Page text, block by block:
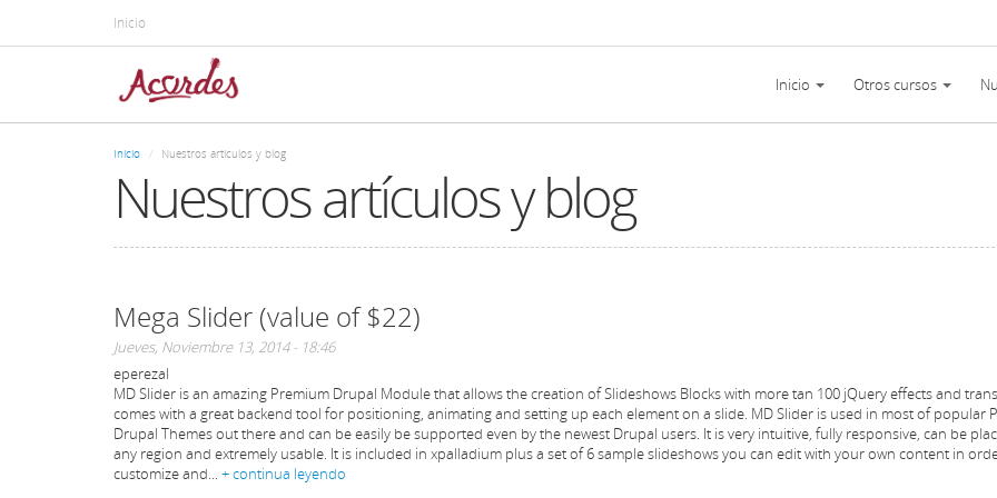
contenido
Inicio
Inicio
Selecciona las diferentes opciones y podrás ver nuestra
página de inicio de diferentes formas
En nuestra tienda
Otros cursos
TOCAR EN UNA BANDA: GUÍA
INFLUENCIA DE LAS CAJAS DE
INSTRUMENTOS ELÉCTRICOS.
Inicio Nuestros artículos y blog
Nuestros artículos y blog
Mega Slider (value of $22)
Jueves, Noviembre 13, 2014 - 18:46
eperezal
MD Slider is an amazing Premium Drupal Module that allows the creation of Slideshows Blocks with more tan 100 jQuery effects and
comes with a great backend tool for positioning, animating and setting up each element on a slide. MD Slider is used in most of popular
Drupal Themes out there and can be easily be supported even by the newest Drupal users. It is very intuitive, fully responsive, can be
any region and extremely usable. It is included in xpalladium plus a set of 6 sample slideshows you can edit with your own content in
customize and... + continua leyendo